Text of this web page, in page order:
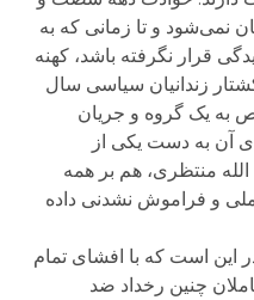
نمی‌شود و تا زمانی که به
قرار نگرفته باشد، کهنه
زندانیان سیاسی سال
به یک گروه و جریان
آن به دست یکی از
منتظری، هم بر همه
و فراموش نشدنی داده
این است که با افشای تمام
چنین رخداد ضد